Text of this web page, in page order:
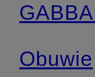
Obuwie